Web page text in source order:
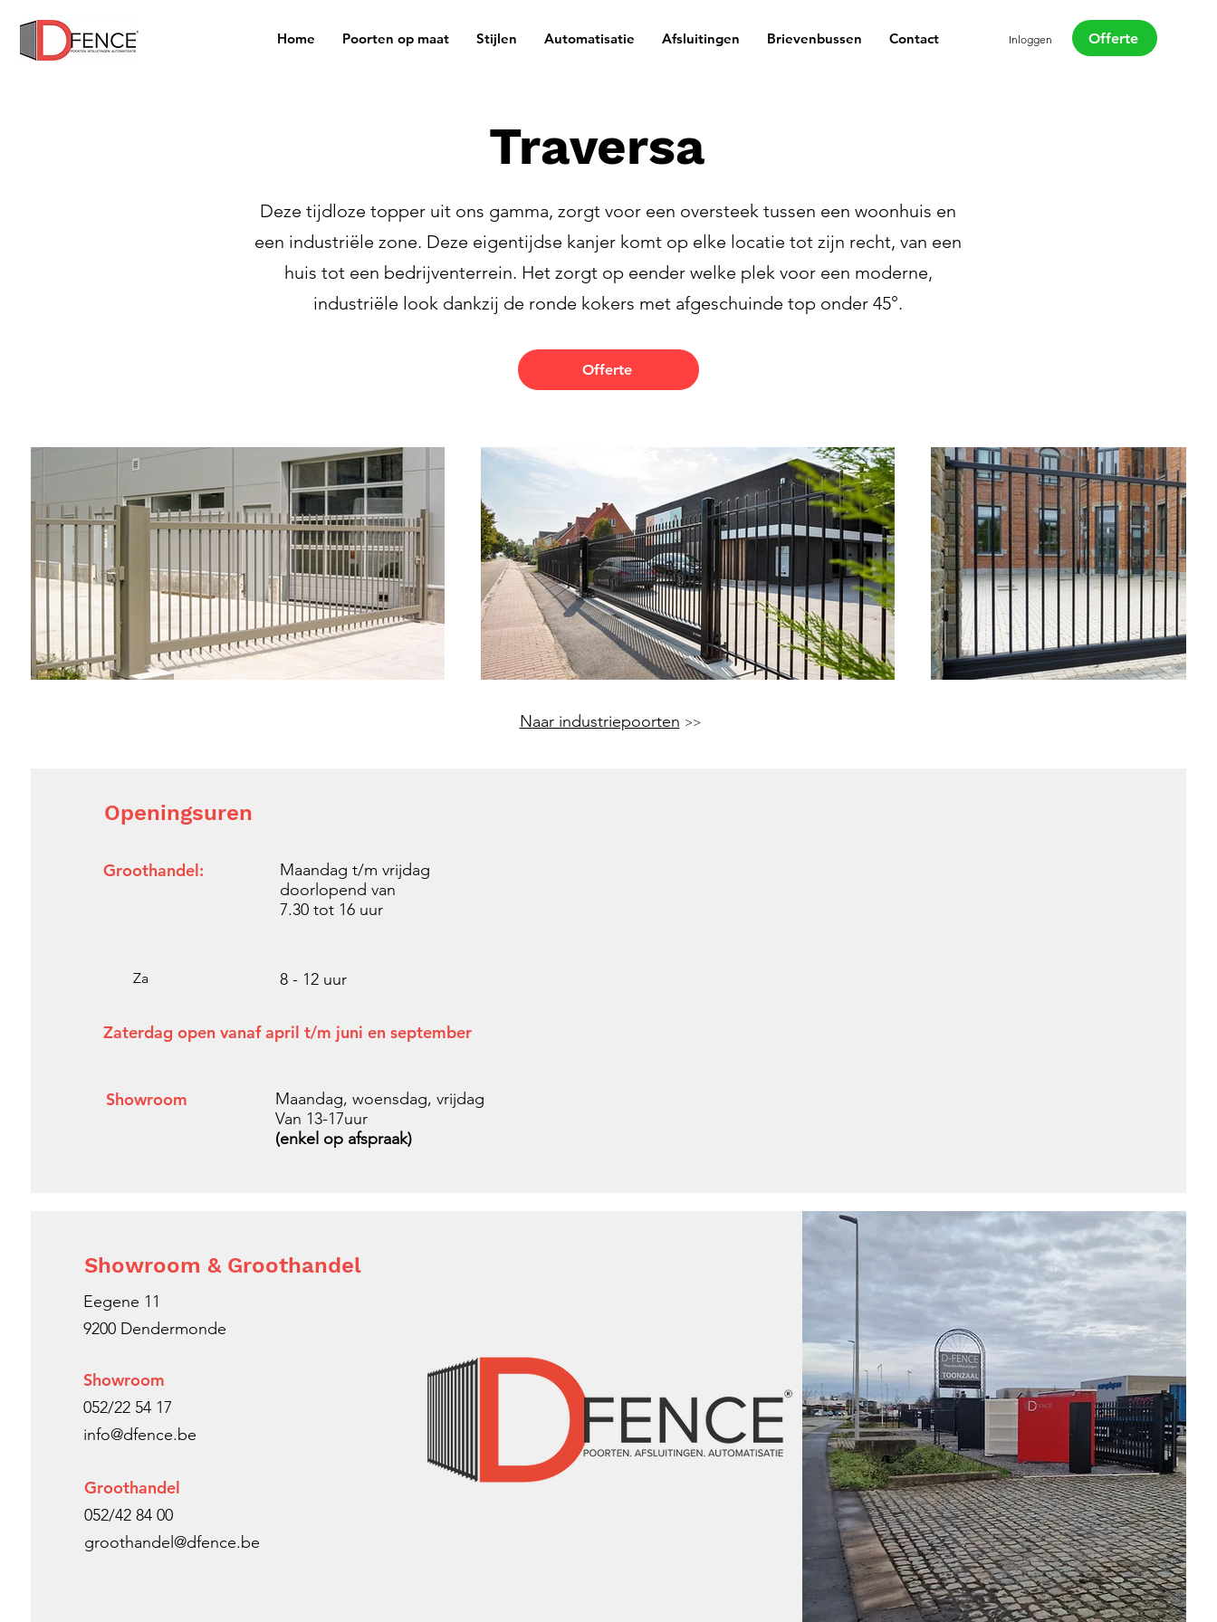
Home Poorten op maat Stijlen Automatisatie Afsluitingen Brievenbussen Contact Inloggen Offerte
Traversa
Deze tijdloze topper uit ons gamma, zorgt voor een oversteek tussen een woonhuis en
een industriële zone. Deze eigentijdse kanjer komt op elke locatie tot zijn recht, van een
huis tot een bedrijventerrein. Het zorgt op eender welke plek voor een moderne,
industriële look dankzij de ronde kokers met afgeschuinde top onder 45°.
Offerte
Naar industriepoorten >>
Openingsuren
Groothandel:
Za
Maandag t/m vrijdag
doorlopend van
7.30 tot16 uur
8 - 12 uur
Zaterdag open vanaf april t/m juni en september
Showroom
Maandag, woensdag, vrijdag
Van 13-17uur
(enkel op afspraak)
Showroom & Groothandel
Eegene 11
9200 Dendermonde
Showroom
052/22 54 17
info@dfence.be
Groothandel
052/42 84 00
groothandel@dfence.be